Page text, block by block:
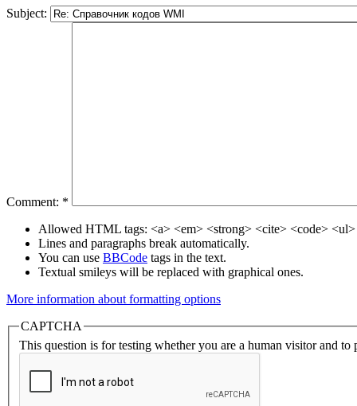
Subject:
Comment: *
Allowed HTML tags: <a> <em> <strong> <cite> <code>
Lines and paragraphs break automatically.
You can use BBCode tags in the text.
Textual smileys will be replaced with graphical ones.
More information about formatting options
CAPTCHA
This question is for testing whether you are a human visitor and to